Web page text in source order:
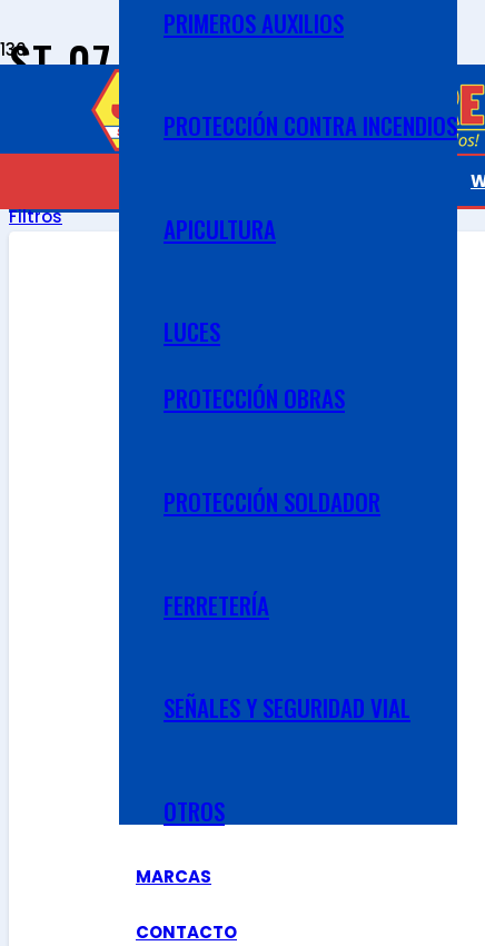
PRIMEROS AUXILIOS
PROTECCIÓN CONTRA INCENDIOS
APICULTURA
LUCES
PROTECCIÓN OBRAS
PROTECCIÓN SOLDADOR
FERRETERÍA
SEÑALES Y SEGURIDAD VIAL
OTROS
MARCAS
CONTACTO
ST-07
CategoríaReiniciar
Todo
Protección contra Incendios
Filtros